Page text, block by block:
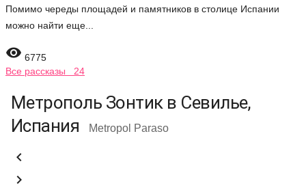
Помимо череды площадей и памятников в столице Испании
можно найти еще...
 6775
Все рассказы 24
Метрополь Зонтик в Севилье,
Испания
Metropol Paraso

